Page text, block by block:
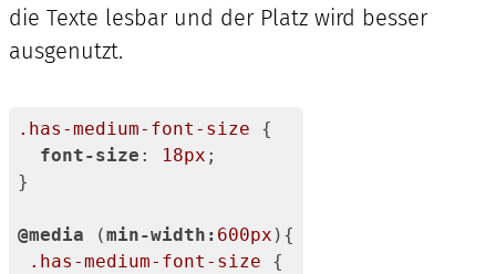
die Texte lesbar und der Platz wird besser
ausgenutzt.
.has-medium-font-size {
font-size : 18px ;
}
@media (min-width: 600px ){
.has-medium-font-size {